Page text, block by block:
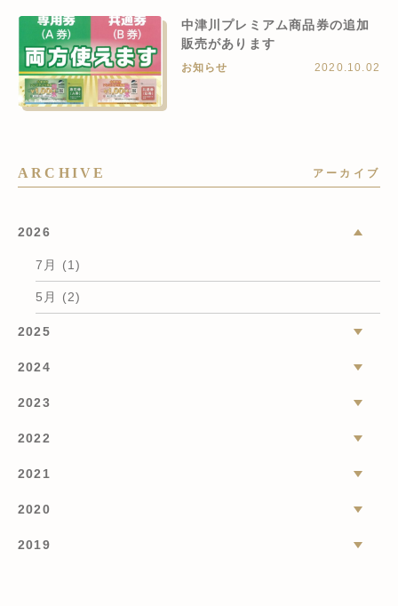
中津川プレミアム商品券の追加
販売があります
お知らせ 2020.10.02
ARCHIVE アーカイブ
2026
7月 (1)
5月 (2)
2025
2024
2023
2022
2021
2020
2019